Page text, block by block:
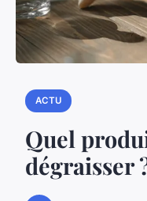
ACTU
Quel
dégraisser